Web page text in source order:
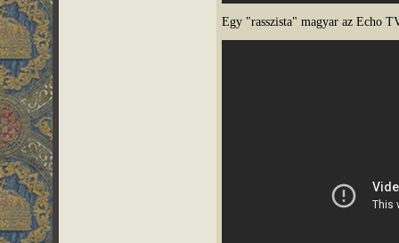
Egy "rasszista" magyar az Echo